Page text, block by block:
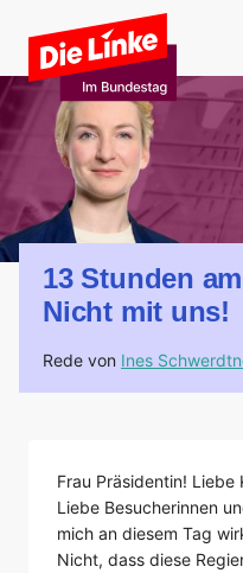
Zum Hauptinhalt springen
13 Stunden
Nicht mit uns!
Rede von Ines
Frau Präsidentin! Liebe
Liebe Besucherinnen
mich an diesem Tag
Nicht, dass diese